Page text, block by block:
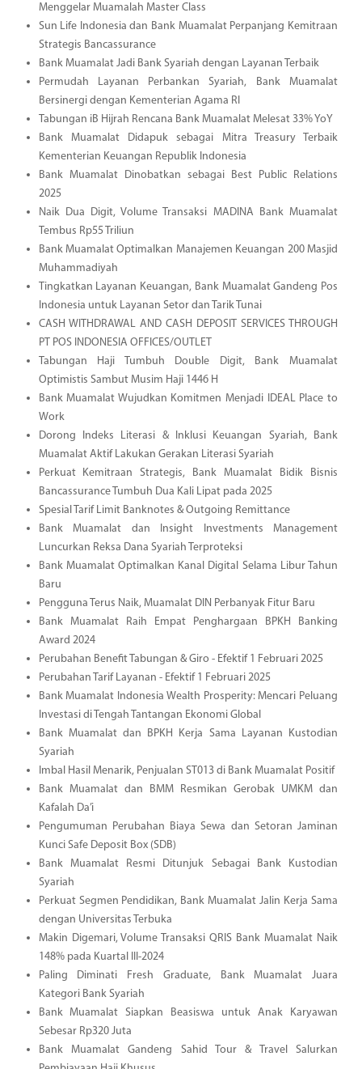
Menggelar Muamalah Master Class
Sun Life Indonesia dan Bank Muamalat Perpanjang Kemitraan
Strategis Bancassurance
Bank Muamalat Jadi Bank Syariah dengan Layanan Terbaik
Permudah Layanan Perbankan Syariah, Bank Muamalat
Bersinergi dengan Kementerian Agama RI
Tabungan iB Hijrah Rencana Bank Muamalat Melesat 33% YoY
Bank Muamalat Didapuk sebagai Mitra Treasury Terbaik
Kementerian Keuangan Republik Indonesia
Bank Muamalat Dinobatkan sebagai Best Public Relations
2025
Naik Dua Digit, Volume Transaksi MADINA Bank Muamalat
Tembus Rp55 Triliun
Bank Muamalat Optimalkan Manajemen Keuangan 200 Masjid
Muhammadiyah
Tingkatkan Layanan Keuangan, Bank Muamalat Gandeng Pos
Indonesia untuk Layanan Setor dan Tarik Tunai
CASH WITHDRAWAL AND CASH DEPOSIT SERVICES THROUGH
PT POS INDONESIA OFFICES/OUTLET
Tabungan Haji Tumbuh Double Digit, Bank Muamalat
Optimistis Sambut Musim Haji 1446 H
Bank Muamalat Wujudkan Komitmen Menjadi IDEAL Place to
Work
Dorong Indeks Literasi & Inklusi Keuangan Syariah, Bank
Muamalat Aktif Lakukan Gerakan Literasi Syariah
Perkuat Kemitraan Strategis, Bank Muamalat Bidik Bisnis
Bancassurance Tumbuh Dua Kali Lipat pada 2025
Spesial Tarif Limit Banknotes & Outgoing Remittance
Bank Muamalat dan Insight Investments Management
Luncurkan Reksa Dana Syariah Terproteksi
Bank Muamalat Optimalkan Kanal Digital Selama Libur Tahun
Baru
Pengguna Terus Naik, Muamalat DIN Perbanyak Fitur Baru
Bank Muamalat Raih Empat Penghargaan BPKH Banking
Award 2024
Perubahan Benefit Tabungan & Giro - Efektif 1 Februari 2025
Perubahan Tarif Layanan - Efektif 1 Februari 2025
Bank Muamalat Indonesia Wealth Prosperity: Mencari Peluang
Investasi di Tengah Tantangan Ekonomi Global
Bank Muamalat dan BPKH Kerja Sama Layanan Kustodian
Syariah
Imbal Hasil Menarik, Penjualan ST013 di Bank Muamalat Positif
Bank Muamalat dan BMM Resmikan Gerobak UMKM dan
Kafalah Da’i
Pengumuman Perubahan Biaya Sewa dan Setoran Jaminan
Kunci Safe Deposit Box (SDB)
Bank Muamalat Resmi Ditunjuk Sebagai Bank Kustodian
Syariah
Perkuat Segmen Pendidikan, Bank Muamalat Jalin Kerja Sama
dengan Universitas Terbuka
Makin Digemari, Volume Transaksi QRIS Bank Muamalat Naik
148% pada Kuartal III-2024
Paling Diminati Fresh Graduate, Bank Muamalat Juara
Kategori Bank Syariah
Bank Muamalat Siapkan Beasiswa untuk Anak Karyawan
Sebesar Rp320 Juta
Bank Muamalat Gandeng Sahid Tour & Travel Salurkan